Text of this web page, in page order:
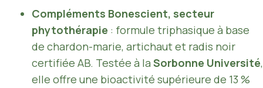
Compléments Bonescient, secteur
phytothérapie : formule triphasique à base
de chardon-marie, artichaut et radis noir
certifiée AB. Testée à la Sorbonne Université,
elle offre une bioactivité supérieure de 13 %